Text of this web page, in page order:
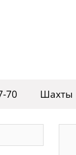
70 Шахты